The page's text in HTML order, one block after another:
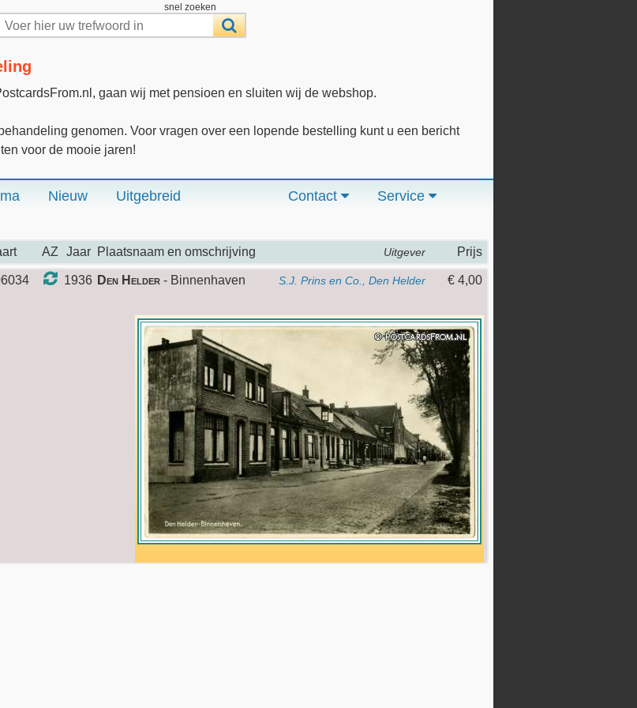
snel zoeken
gaan wij met pensioen en sluiten wij de webshop.
genomen. Voor vragen over een lopende bestelling kunt u een bericht
voor de mooie jaren!
Nieuw Uitgebreid Service
Contact
AZ Jaar Plaatsnaam en omschrijving Uitgever Prijs
1936 Den Helder - Binnenhaven S.J. Prins en Co., Den Helder € 4,00